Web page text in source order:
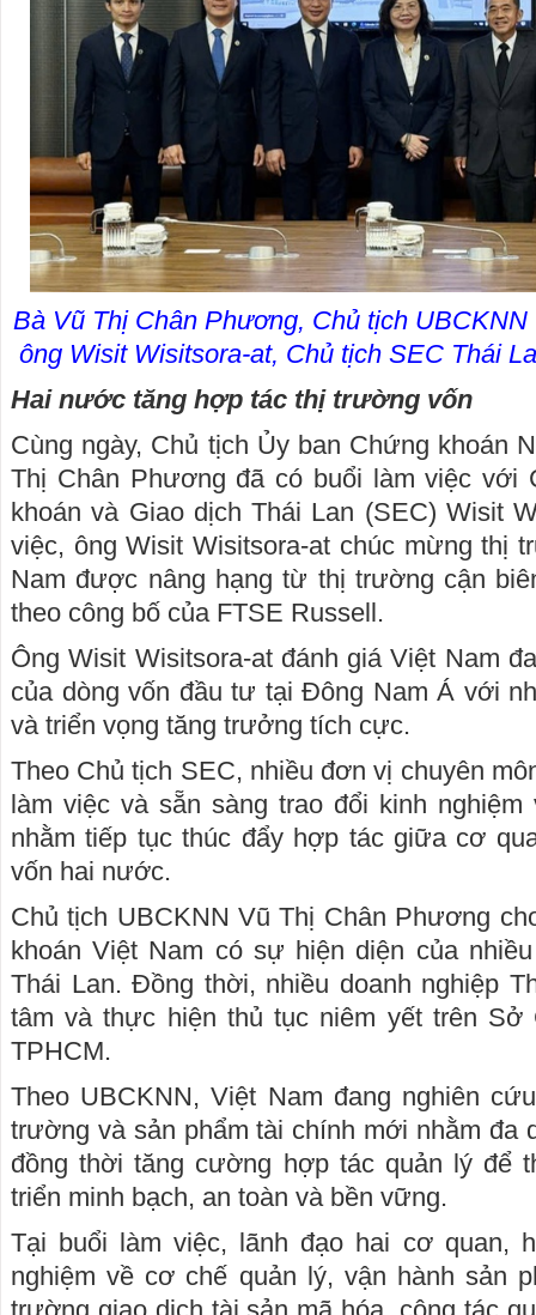
Bà Vũ Thị Chân Phương, Chủ tịch
ông Wisit Wisitsora-at, Chủ tịch SEC Thái
Hai nước tăng hợp tác thị trường vốn
Cùng ngày, Chủ tịch Ủy ban Chứng khoán
Thị Chân Phương đã có buổi làm việc với
khoán và Giao dịch Thái Lan (SEC) Wisit
việc, ông Wisit Wisitsora-at chúc mừng thị
Nam được nâng hạng từ thị trường cận
theo công bố của FTSE Russell.
Ông Wisit Wisitsora-at đánh giá Việt Nam
của dòng vốn đầu tư tại Đông Nam Á với
và triển vọng tăng trưởng tích cực.
Theo Chủ tịch SEC, nhiều đơn vị chuyên
làm việc và sẵn sàng trao đổi kinh
nhằm tiếp tục thúc đẩy hợp tác giữa cơ
vốn hai nước.
Chủ tịch UBCKNN Vũ Thị Chân Phương
khoán Việt Nam có sự hiện diện của
Thái Lan. Đồng thời, nhiều doanh nghiệp
tâm và thực hiện thủ tục niêm yết trên Sở
TPHCM.
Theo UBCKNN, Việt Nam đang nghiên
trường và sản phẩm tài chính mới nhằm đa
đồng thời tăng cường hợp tác quản lý để
triển minh bạch, an toàn và bền vững.
Tại buổi làm việc, lãnh đạo hai cơ quan,
nghiệm về cơ chế quản lý, vận hành sản